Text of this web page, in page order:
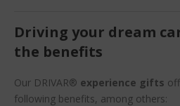
Driving your dream
the benefits
Our DRIVAR® experience gifts
following benefits, among others: